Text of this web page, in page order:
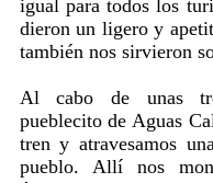
igual para todos los
dieron un ligero y
también nos sirvieron
Al cabo de unas
pueblecito de Aguas
tren y atravesamos
pueblo. Allí nos